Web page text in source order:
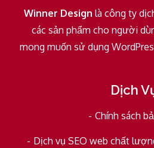
Winner Design là công ty
các sản phẩm cho người
mong muốn sử dụng
Dịch
Chính sách
Dịch vụ SEO web chất